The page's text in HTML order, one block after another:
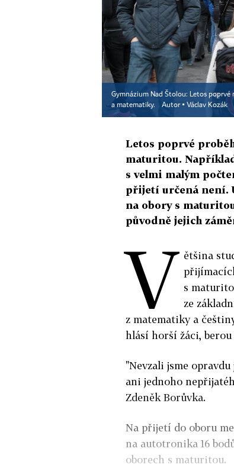
Gymnázium Nad Štolou: Letos poprvé
a matematiky.
Autor ▪ Václav Kozák
Letos poprvé
maturitou.
s velmi malým
přijetí určená není.
na obory s
původně jejich
V ětšina
s
ze
z matematiky a
hlásí horší žáci,
"Nevzali jsme
ani jednoho
Zdeněk Borůvka.
Na přijetí do oboru
na autotronika 16
oborech s maturitou.